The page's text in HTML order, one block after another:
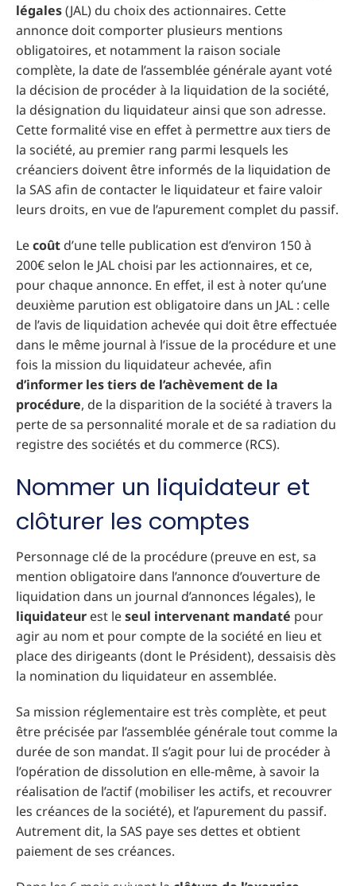
légales(JAL) du choix des actionnaires. Cette
annonce doit comporter plusieurs mentions
obligatoires, et notamment la raison sociale
complète, la date de l’assemblée générale ayant voté
la décision de procéder à la liquidation de la société,
la désignation du liquidateur ainsi que son adresse.
Cette formalité vise en effet à permettre aux tiers de
la société, au premier rang parmi lesquels les
créanciers doivent être informés de la liquidation de
la SAS afin de contacter le liquidateur et faire valoir
leurs droits, en vue de l’apurement complet du passif.
Lecoût d’une telle publication est d’environ 150 à
200€ selon le JAL choisi par les actionnaires, et ce,
pour chaque annonce. En effet, il est à noter qu’une
deuxième parution est obligatoire dans un JAL : celle
de l’avis de liquidation achevée qui doit être effectuée
dans le même journal à l’issue de la procédure et une
fois la mission du liquidateur achevée, afin
d’informer les tiers de l’achèvement de la
procédure, de la disparition de la société à travers la
perte de sa personnalité morale et de sa radiation du
registre des sociétés et du commerce (RCS).
Nommer un liquidateur et
clôturer les comptes
Personnage clé de la procédure (preuve en est, sa
mention obligatoire dans l’annonce d’ouverture de
liquidation dans un journal d’annonces légales), le
liquidateur est leseul intervenant mandaté pour
agir au nom et pour compte de la société en lieu et
place des dirigeants (dont le Président), dessaisis dès
la nomination du liquidateur en assemblée.
Sa mission réglementaire est très complète, et peut
être précisée par l’assemblée générale tout comme la
durée de son mandat. Il s’agit pour lui de procéder à
l’opération de dissolution en elle-même, à savoir la
réalisation de l’actif (mobiliser les actifs, et recouvrer
les créances de la société), et l’apurement du passif.
Autrement dit, la SAS paye ses dettes et obtient
paiement de ses créances.